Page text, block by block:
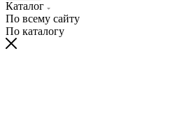
Каталог
По всему сайту
По каталогу